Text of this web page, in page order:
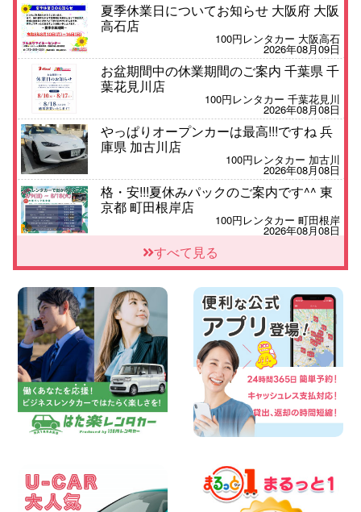
夏季休業日についてお知らせ 大阪府 大阪
高石店
100円レンタカー 大阪高石
2026年08月09日
お盆期間中の休業期間のご案内 千葉県 千
葉花見川店
100円レンタカー 千葉花見川
2026年08月08日
やっぱりオープンカーは最高!!!ですね 兵
庫県 加古川店
100円レンタカー 加古川
2026年08月08日
格・安!!!夏休みパックのご案内です^^ 東
京都 町田根岸店
100円レンタカー 町田根岸
2026年08月08日
「お得」お盆限定特別料金!! 兵庫県 神戸
西区枝吉店
2026年08月08日
お盆シーズン空きあり!!100円レンタカー
兵庫駅前店はミニバンも安い!! 兵庫県 兵
庫駅前店
100円レンタカー 兵庫駅前
2026年08月08日
人気の『 軽 トラック 』 ご予約はお早め
に♪ 広島県 ベイシティ宇品店
100円レンタカー ベイシティ宇品
2026年08月08日
100円レンタカー 四日市インター
2026年08月08日
すべて見る